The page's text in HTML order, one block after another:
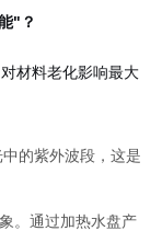
"？
材料老化影响最大
的紫外波段，这是
。通过加热水盘产